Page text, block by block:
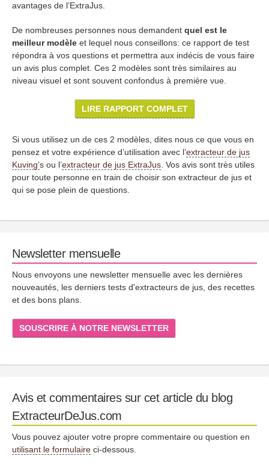
avantages de l’ExtraJus.
De nombreuses personnes nous demandent quel est le
meilleur modèle et lequel nous conseillons: ce rapport de test
répondra à vos questions et permettra aux indécis de vous faire
un avis plus complet. Ces 2 modèles sont très similaires au
niveau visuel et sont souvent confondus à première vue.
LIRE RAPPORT COMPLET
Si vous utilisez un de ces 2 modèles, dites nous ce que vous en
pensez et votre expérience d’utilisation avec l’extracteur de jus
Kuving’s ou l’extracteur de jus ExtraJus . Vos avis sont très utiles
pour toute personne en train de choisir son extracteur de jus et
qui se pose plein de questions.
Newsletter mensuelle
Nous envoyons une newsletter mensuelle avec les dernières
nouveautés, les derniers tests d'extracteurs de jus, des recettes
et des bons plans.
SOUSCRIRE À NOTRE NEWSLETTER
Avis et commentaires sur cet article du blog
ExtracteurDeJus.com
Vous pouvez ajouter votre propre commentaire ou question en
utilisant le formulaire ci-dessous.